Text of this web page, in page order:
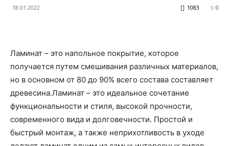
18.01.2022 0
1083
Ламинат – это напольное покрытие, которое
получается путем смешивания различных материалов,
но в основном от 80 до 90% всего состава составляет
древесина.Ламинат – это идеальное сочетание
функциональности и стиля, высокой прочности,
современного вида и долговечности. Простой и
быстрый монтаж, а также неприхотливость в уходе